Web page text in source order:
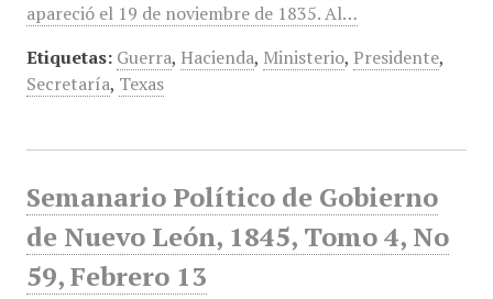
apareció el 19 de noviembre de 1835. Al…
Etiquetas: Guerra, Hacienda, Ministerio, Presidente,
Secretaría, Texas
Semanario Político de Gobierno
de Nuevo León, 1845, Tomo 4, No
59, Febrero 13